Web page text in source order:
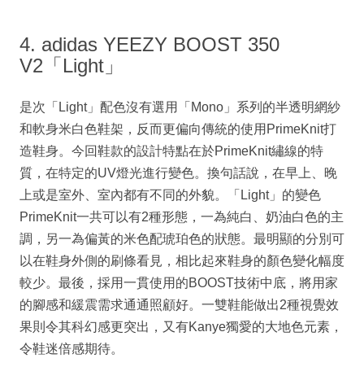
4. adidas YEEZY BOOST 350
V2「Light」
是次「Light」配色沒有選用「Mono」系列的半透明網紗
和軟身米白色鞋架，反而更偏向傳統的使用PrimeKnit打
造鞋身。今回鞋款的設計特點在於PrimeKnit繡線的特
質，在特定的UV燈光進行變色。換句話說，在早上、晚
上或是室外、室內都有不同的外貌。「Light」的變色
PrimeKnit一共可以有2種形態，一為純白、奶油白色的主
調，另一為偏黃的米色配琥珀色的狀態。最明顯的分別可
以在鞋身外側的刷條看見，相比起來鞋身的顏色變化幅度
較少。最後，採用一貫使用的BOOST技術中底，將用家
的腳感和緩震需求通通照顧好。一雙鞋能做出2種視覺效
果則令其科幻感更突出，又有Kanye獨愛的大地色元素，
令鞋迷倍感期待。